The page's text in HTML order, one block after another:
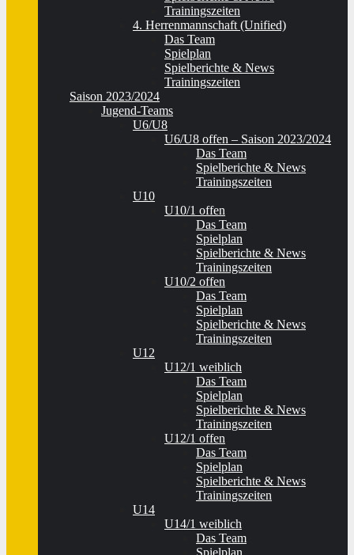
Trainingszeiten
4. Herrenmannschaft (Unified)
Das Team
Spielplan
Spielberichte & News
Trainingszeiten
Saison 2023/2024
Jugend-Teams
U6/U8
U6/U8 offen – Saison 2023/2024
Das Team
Spielberichte & News
Trainingszeiten
U10
U10/1 offen
Das Team
Spielplan
Spielberichte & News
Trainingszeiten
U10/2 offen
Das Team
Spielplan
Spielberichte & News
Trainingszeiten
U12
U12/1 weiblich
Das Team
Spielplan
Spielberichte & News
Trainingszeiten
U12/1 offen
Das Team
Spielplan
Spielberichte & News
Trainingszeiten
U14
U14/1 weiblich
Das Team
Spielplan